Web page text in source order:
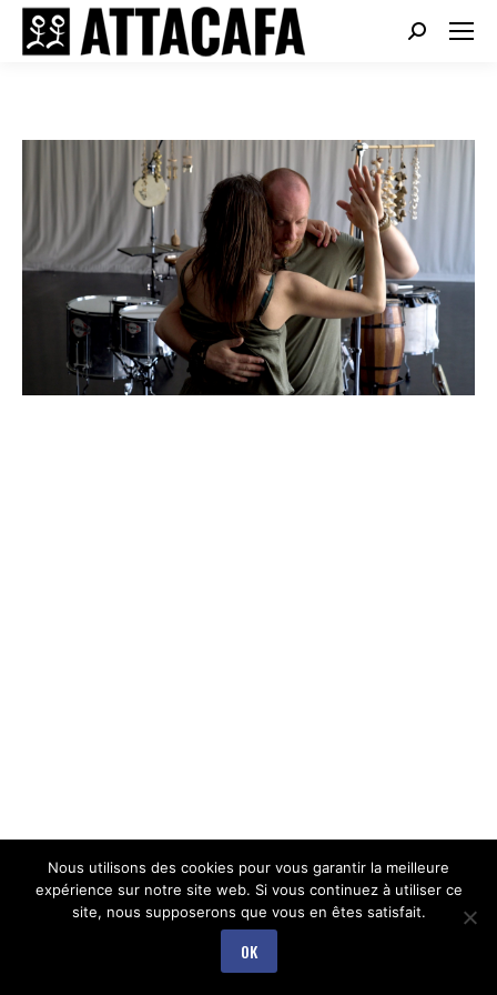
Search:
Nous utilisons des cookies pour vous garantir la meilleure
expérience sur notre site web. Si vous continuez à utiliser ce
site, nous supposerons que vous en êtes satisfait.
OK